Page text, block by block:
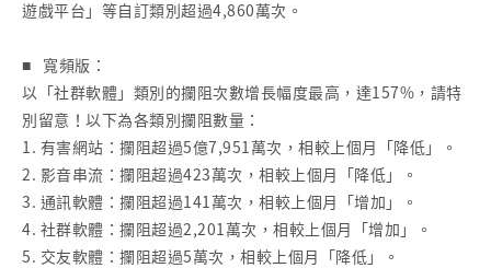
遊戲平台」等自訂類別超過4,860萬次。
■ 寬頻版：
以「社群軟體」類別的攔阻次數增長幅度最高，達157%，請特
別留意！以下為各類別攔阻數量：
1. 有害網站：攔阻超過5億7,951萬次，相較上個月「降低」。
2. 影音串流：攔阻超過423萬次，相較上個月「降低」。
3. 通訊軟體：攔阻超過141萬次，相較上個月「增加」。
4. 社群軟體：攔阻超過2,201萬次，相較上個月「增加」。
5. 交友軟體：攔阻超過5萬次，相較上個月「降低」。